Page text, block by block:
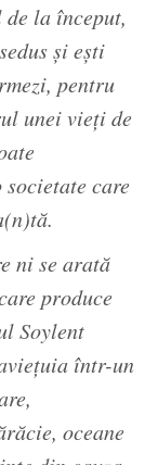
la început,
şi eşti
pentru
unei vieţi de
care
ni se arată
produce
Soylent
într-un
oceane